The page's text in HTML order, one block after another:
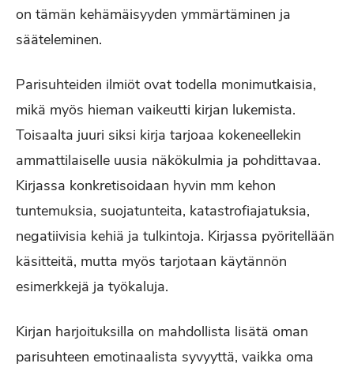
on tämän kehämäisyyden ymmärtäminen ja
sääteleminen.
Parisuhteiden ilmiöt ovat todella monimutkaisia,
mikä myös hieman vaikeutti kirjan lukemista.
Toisaalta juuri siksi kirja tarjoaa kokeneellekin
ammattilaiselle uusia näkökulmia ja pohdittavaa.
Kirjassa konkretisoidaan hyvin mm kehon
tuntemuksia, suojatunteita, katastrofiajatuksia,
negatiivisia kehiä ja tulkintoja. Kirjassa pyöritellään
käsitteitä, mutta myös tarjotaan käytännön
esimerkkejä ja työkaluja.
Kirjan harjoituksilla on mahdollista lisätä oman
parisuhteen emotinaalista syvyyttä, vaikka oma